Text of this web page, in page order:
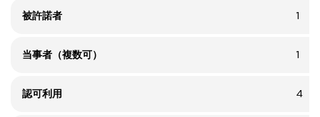
被許諾者 1
当事者（複数可） 1
認可利用 4